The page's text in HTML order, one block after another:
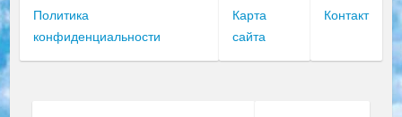
Политика
конфиденциальности
Карта
сайта
Контакт